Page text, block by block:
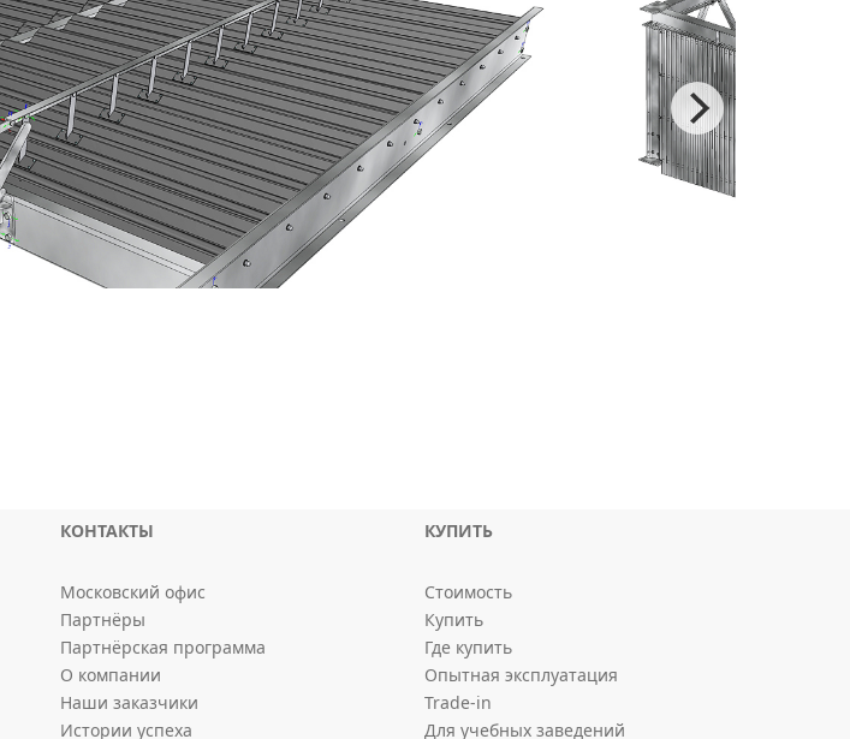
КОНТАКТЫ
Московский офис
Партнёры
Партнёрская программа
О компании
Наши заказчики
Истории успеха
КУПИТЬ
Стоимость
Купить
Где купить
Опытная эксплуатация
Trade-in
Для учебных заведений